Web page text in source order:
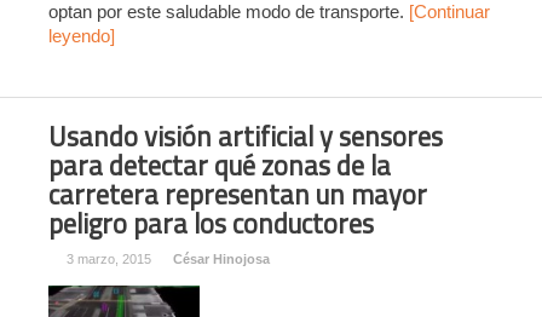
optan por este saludable modo de transporte. [Continuar
leyendo]
Usando visión artificial y sensores
para detectar qué zonas de la
carretera representan un mayor
peligro para los conductores
3 marzo, 2015 César Hinojosa